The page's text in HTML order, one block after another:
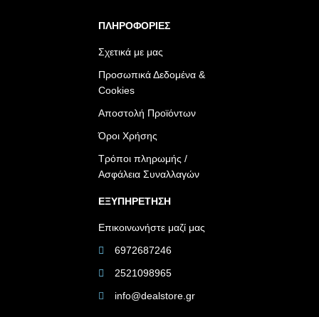
ΠΛΗΡΟΦΟΡΙΕΣ
Σχετικά με μας
Προσωπικά Δεδομένα &
Cookies
Αποστολή Προϊόντων
Όροι Χρήσης
Τρόποι πληρωμής /
Ασφάλεια Συναλλαγών
ΕΞΥΠΗΡΕΤΗΣΗ
Επικοινωνήστε μαζί μας
6972687246
2521098965
info@dealstore.gr